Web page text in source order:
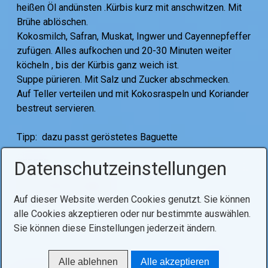
heißen Öl andünsten .Kürbis kurz mit anschwitzen. Mit
Brühe ablöschen.
Kokosmilch, Safran, Muskat, Ingwer und Cayennepfeffer
zufügen. Alles aufkochen und 20-30 Minuten weiter
köcheln , bis der Kürbis ganz weich ist.
Suppe pürieren. Mit Salz und Zucker abschmecken.
Auf Teller verteilen und mit Kokosraspeln und Koriander
bestreut servieren.
Tipp: dazu passt geröstetes Baguette
Datenschutzeinstellungen
Auf dieser Website werden Cookies genutzt. Sie können
alle Cookies akzeptieren oder nur bestimmte auswählen.
Sie können diese Einstellungen jederzeit ändern.
Alle ablehnen Alle akzeptieren